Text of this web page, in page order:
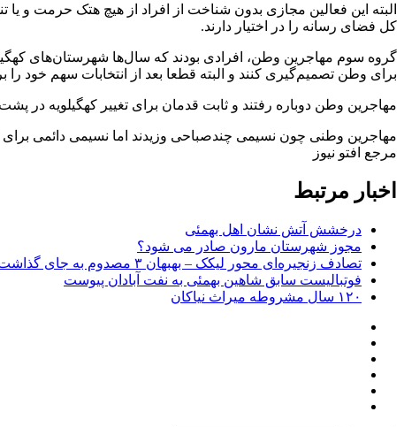
البته این فعالین مجازی بدون شناخت از افراد از هیچ هتک حرمت و
کل فضای رسانه را در اختیار دارند.
گروه سوم مهاجرین وطن، افرادی بودند که سال‌ها شهرستان‌های
برای وطن تصمیم‌گیری کنند و البته قطعا بعد از انتخابات سهم خود
مهاجرین وطن دوباره رفتند و ثابت قدمان برای تغییر کهگیلویه در
مهاجرین وطنی چون نسیمی چندصباحی وزیدند اما نسیمی دائمی برای
مرجع افتو نیوز
اخبار مرتبط
درخشش آتش نشان اهل بهمئی
مجوز شهرستان مارون صادر می شود؟
تصادف زنجیره‌ای محور لیکک – بهبهان ۳ مصدوم به جای گذاشت
فوتبالیست سابق شاهین بهمئی به نفت آبادان پیوست
۱۲۰ سال مشروطه میراث نیاکان